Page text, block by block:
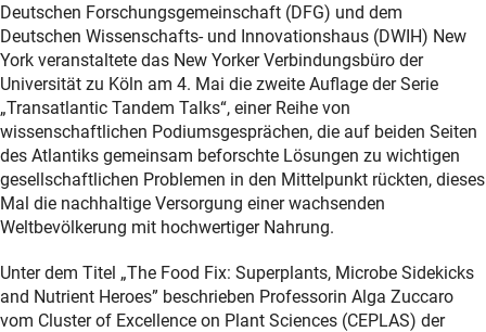
Deutschen Forschungsgemeinschaft (DFG) und dem
Deutschen Wissenschafts- und Innovationshaus (DWIH) New
York veranstaltete das New Yorker Verbindungsbüro der
Universität zu Köln am 4. Mai die zweite Auflage der Serie
„Transatlantic Tandem Talks“, einer Reihe von
wissenschaftlichen Podiumsgesprächen, die auf beiden Seiten
des Atlantiks gemeinsam beforschte Lösungen zu wichtigen
gesellschaftlichen Problemen in den Mittelpunkt rückten, dieses
Mal die nachhaltige Versorgung einer wachsenden
Weltbevölkerung mit hochwertiger Nahrung.
Unter dem Titel „The Food Fix: Superplants, Microbe Sidekicks
and Nutrient Heroes” beschrieben Professorin Alga Zuccaro
vom Cluster of Excellence on Plant Sciences (CEPLAS) der